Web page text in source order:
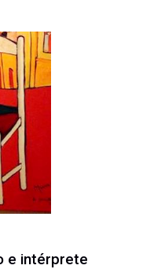
e intérprete